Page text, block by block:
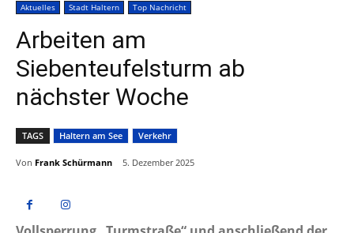
Aktuelles Stadt Haltern Top Nachricht
Arbeiten am
Siebenteufelsturm ab
nächster Woche
TAGS Haltern am See Verkehr
Von Frank Schürmann 5. Dezember 2025